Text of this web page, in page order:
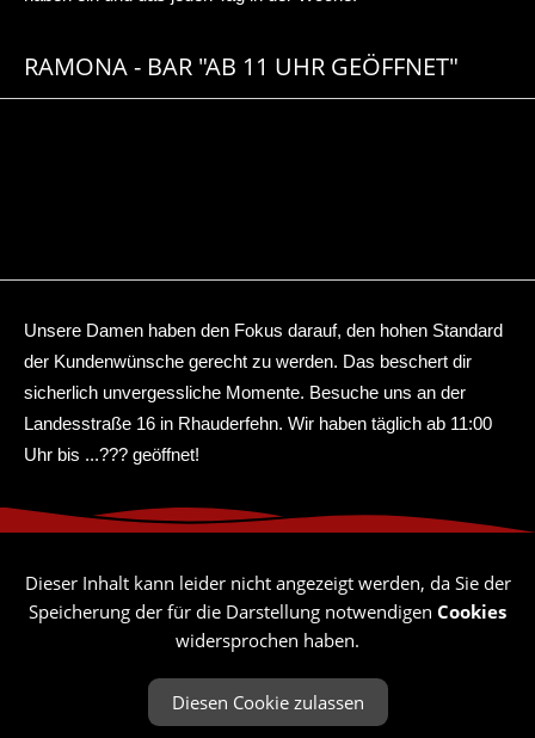
RAMONA - BAR "AB 11 UHR GEÖFFNET"
Unsere Damen haben den Fokus darauf, den hohen Standard
der Kundenwünsche gerecht zu werden. Das beschert dir
sicherlich unvergessliche Momente. Besuche uns an der
Landesstraße 16 in Rhauderfehn. Wir haben täglich ab 11:00
Uhr bis ...??? geöffnet!
Dieser Inhalt kann leider nicht angezeigt werden, da Sie der
Speicherung der für die Darstellung notwendigen Cookies
widersprochen haben.
Diesen Cookie zulassen